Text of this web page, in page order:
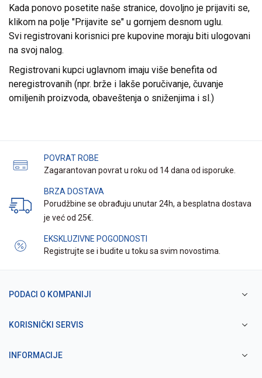
Kada ponovo posetite naše stranice, dovoljno je prijaviti se,
klikom na polje "Prijavite se" u gornjem desnom uglu.
Svi registrovani korisnici pre kupovine moraju biti ulogovani
na svoj nalog.
Registrovani kupci uglavnom imaju više benefita od
neregistrovanih (npr. brže i lakše poručivanje, čuvanje
omiljenih proizvoda, obaveštenja o sniženjima i sl.)
POVRAT ROBE
Zagarantovan povrat u roku od 14 dana od isporuke.
BRZA DOSTAVA
Porudžbine se obrađuju unutar 24h, a besplatna dostava
je već od 25€.
EKSKLUZIVNE POGODNOSTI
Registrujte se i budite u toku sa svim novostima.
PODACI O KOMPANIJI
KORISNIČKI SERVIS
INFORMACIJE